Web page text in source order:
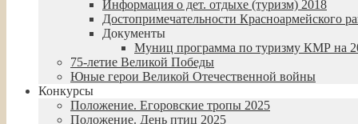
Информация о дет. отдыхе (туризм) 2018
Достопримечательности Красноармейского
Документы
Муниц программа по туризму КМР на
75-летие Великой Победы
Юные герои Великой Отечественной войны
Конкурсы
Положение. Егоровские тропы 2025
Положение. День птиц 2025